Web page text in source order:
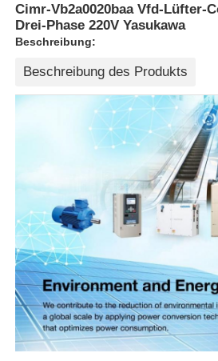
Startseite
Produkte
Über uns
Cimr-Vb2a0020baa Vfd-Lüfter-
Drei-Phase 220V Yasukawa
Beschreibung:
Beschreibung des Produkts